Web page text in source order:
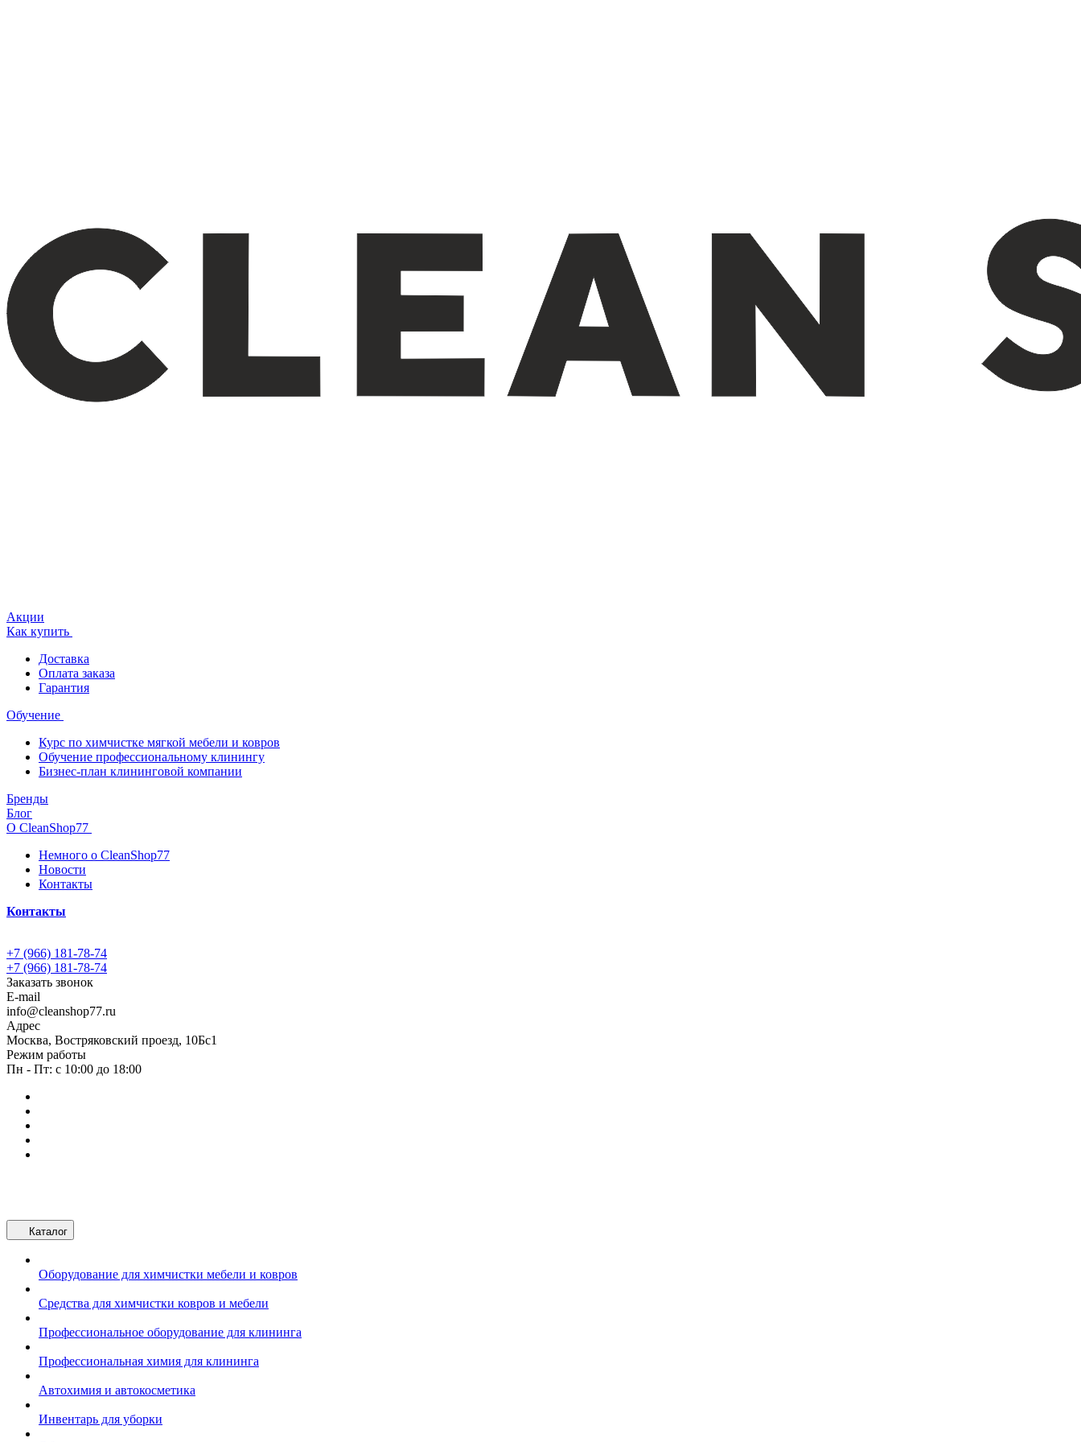
Акции
Как купить
Доставка
Оплата заказа
Гарантия
Обучение
Курс по химчистке мягкой мебели и ковров
Обучение профессиональному клинингу
Бизнес-план клининговой компании
Бренды
Блог
О CleanShop77
Немного о CleanShop77
Новости
Контакты
Контакты
+7 (966) 181-78-74
+7 (966) 181-78-74
Заказать звонок
E-mail
info@cleanshop77.ru
Адрес
Москва, Востряковский проезд, 10Бс1
Режим работы
Пн - Пт: с 10:00 до 18:00
Каталог
Оборудование для химчистки мебели и ковров
Средства для химчистки ковров и мебели
Профессиональное оборудование для клининга
Профессиональная химия для клининга
Автохимия и автокосметика
Инвентарь для уборки